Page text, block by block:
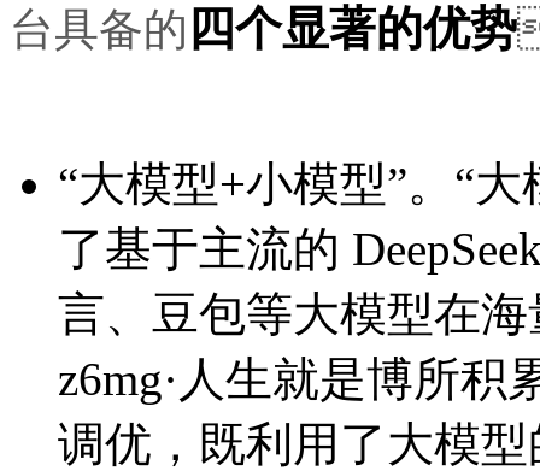
台具备的 四个显著的优势
“大模型+小模型”。“
了基于主流的
言、豆包等大模型在
z6mg·人生就是博所
调优，既利用了大模